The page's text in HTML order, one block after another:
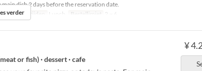
dish 2 days before the reservation date.
Vak Maaltijden Lunch Bestellimiet 2 ~ 6
verder
¥
or fish) · dessert · cafe